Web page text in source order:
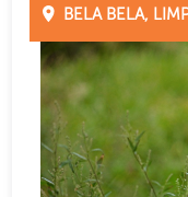
BELA BELA,